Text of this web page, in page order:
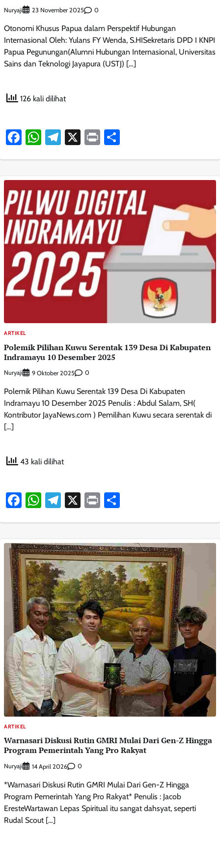
Nuryaji 23 November 2025 0
Otonomi Khusus Papua dalam Perspektif Hubungan
Internasional Oleh: Yulans FY Wenda, S.HISekretaris DPD I KNPI
Papua Pegunungan(Alumni Hubungan Internasional, Universitas
Sains dan Teknologi Jayapura (USTJ) […]
126 kali dilihat
Facebook
WhatsApp
Telegram
X Print
ARTIKEL
Polemik Pilihan Kuwu Serentak 139 Desa Di Kabupaten
Indramayu 10 Desember 2025
Nuryaji 9 Oktober 2025 0
Polemik Pilihan Kuwu Serentak 139 Desa Di Kabupaten
Indramayu 10 Desember 2025 Penulis : Abdul Salam, SH(
Kontributor JayaNews.com ) Pemilihan Kuwu secara serentak di
[…]
43 kali dilihat
Facebook
WhatsApp
Telegram
X Print
ARTIKEL
Warnasari Diskusi Rutin GMRI Mulai Dari Gen-Z Hingga
Program Pemerintah Yang Pro Rakyat
Nuryaji 14 April 2026 0
*Warnasari Diskusi Rutin GMRI Mulai Dari Gen-Z Hingga
Program Pemerintah Yang Pro Rakyat* Penulis : Jacob
EresteWartawan Lepas Spiritual itu sangat dahsyat, seperti
Rudal Scout […]